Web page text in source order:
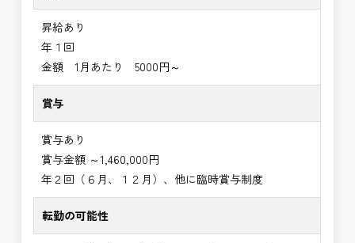
昇給あり
年１回
金額 1月あたり 5000円～
賞与
賞与あり
賞与金額 ～1,460,000円
年２回（６月、１２月）、他に臨時賞与制度
転勤の可能性